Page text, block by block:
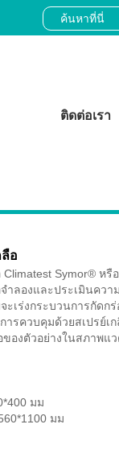
ติดต่อเรา
อ
Climatest Symor® ห
จำลองและประเมินคว
ะเร่งกระบวนการกัดก
รควบคุมด้วยสเปรย์เ
ของตัวอย่างในสภาพแ
มม
มม